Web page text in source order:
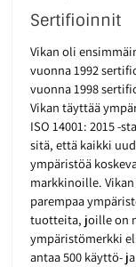
Sertifioinnit
Vikan oli
vuonna 1992
vuonna 1998
Vikan täyttää
ISO 14001: 2015 -
sitä, että kaikki
ympäristöä
markkinoille.
parempaa
tuotteita, joille on
ympäristömerkki
antaa 500 käyttö-